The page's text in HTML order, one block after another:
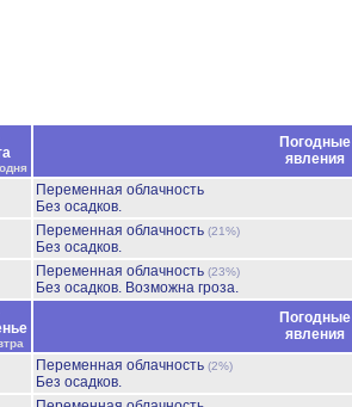
Погодные
явления
Переменная облачность
Без осадков.
Переменная облачность (21%)
Без осадков.
Переменная облачность (23%)
Без осадков. Возможна гроза.
Погодные
явления
Переменная облачность (2%)
Без осадков.